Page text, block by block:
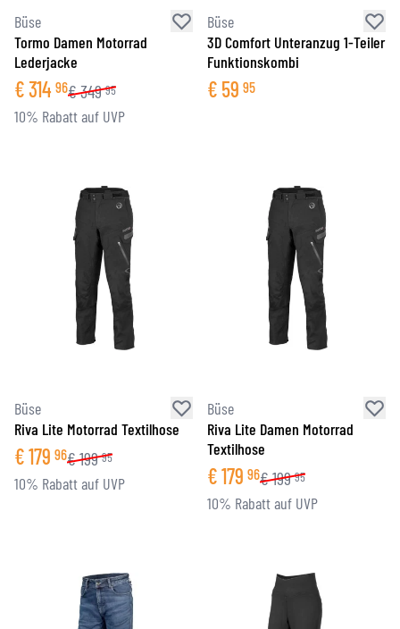
Büse
Tormo Damen Motorrad
Lederjacke
€314 96€349 95
10% Rabatt auf UVP
Büse
3D Comfort Unteranzug 1-Teiler
Funktionskombi
€ 59 95
Büse
Riva Lite Motorrad Textilhose
€179 96€199 95
10% Rabatt auf UVP
Büse
Riva Lite Damen Motorrad
Textilhose
€179 96€199 95
10% Rabatt auf UVP